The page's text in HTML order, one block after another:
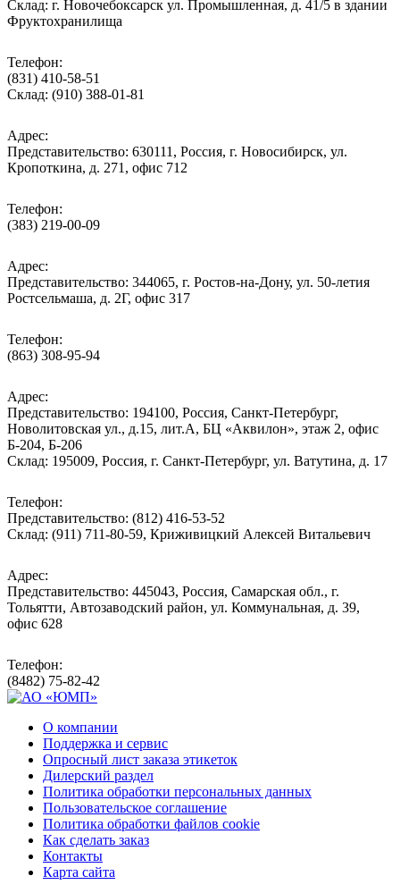
Склад: г. Новочебоксарск ул. Промышленная, д. 41/5 в здании
Фруктохранилища
Телефон:
(831) 410-58-51
Склад: (910) 388-01-81
Адрес:
Представительство: 630111, Россия, г. Новосибирск, ул.
Кропоткина, д. 271, офис 712
Телефон:
(383) 219-00-09
Адрес:
Представительство: 344065, г. Ростов-на-Дону, ул. 50-летия
Ростсельмаша, д. 2Г, офис 317
Телефон:
(863) 308-95-94
Адрес:
Представительство: 194100, Россия, Санкт-Петербург,
Новолитовская ул., д.15, лит.А, БЦ «Аквилон», этаж 2, офис
Б-204, Б-206
Склад: 195009, Россия, г. Санкт-Петербург, ул. Ватутина, д. 17
Телефон:
Представительство: (812) 416-53-52
Склад: (911) 711-80-59, Криживицкий Алексей Витальевич
Адрес:
Представительство: 445043, Россия, Самарская обл., г.
Тольятти, Автозаводский район, ул. Коммунальная, д. 39,
офис 628
Телефон:
(8482) 75-82-42
О компании
Поддержка и сервис
Опросный лист заказа этикеток
Дилерский раздел
Политика обработки персональных данных
Пользовательское соглашение
Политика обработки файлов cookie
Как сделать заказ
Контакты
Карта сайта